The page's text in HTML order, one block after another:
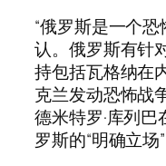
“俄罗斯是一个
认。俄罗斯有针
持包括瓦格纳在
克兰发动恐怖战
德米特罗·库列
罗斯的“明确立场”